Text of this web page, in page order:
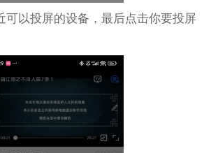
可以投屏的设备，最后点击你要投屏